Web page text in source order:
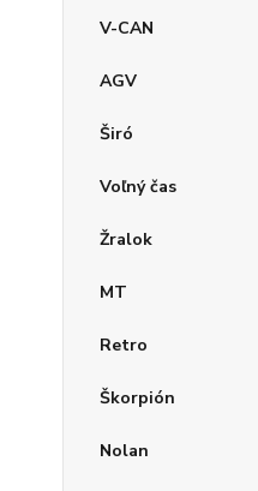
V-CAN
AGV
Širó
Voľný čas
Žralok
MT
Retro
Škorpión
Nolan